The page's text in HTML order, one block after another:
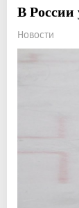
В России
Новости